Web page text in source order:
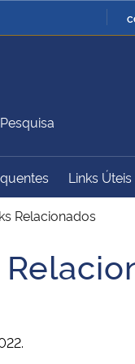
Ministério da Defesa
Ministério do
Desenvolvimento
Advocacia-Geral da
Links Úteis
Relacionados